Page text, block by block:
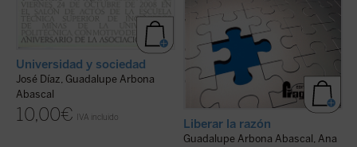
Universidad y sociedad
José Díaz, Guadalupe Arbona
Abascal
10,00€ IVA incluido Liberar la razón
Guadalupe Arbona Abascal, Ana